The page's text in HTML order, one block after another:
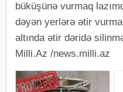
büküşünə vurmaq
dəyən yerlərə ətir
altında ətir dəridə
Milli.Az /news.milli.az